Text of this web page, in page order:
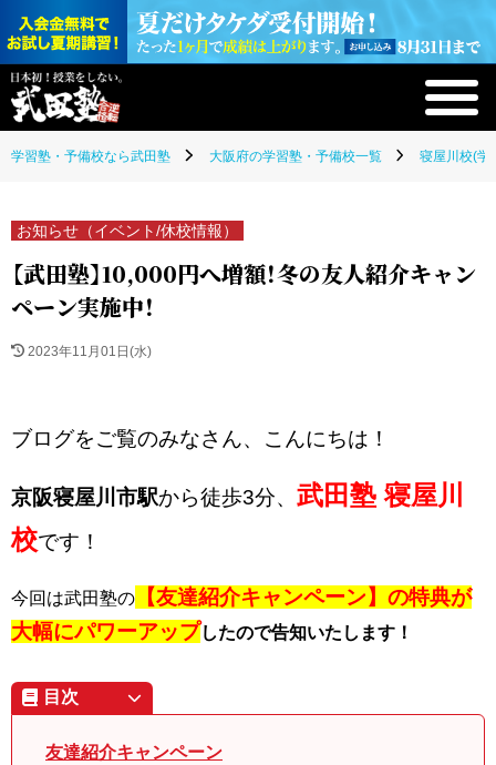
学習塾・予備校なら武田塾 大阪府の学習塾・予備校一覧 寝屋川校(学
お知らせ（イベント/休校情報）
【武田塾】10,000円へ増額！冬の友人紹介キャン
ペーン実施中！
2023年11月01日(水)
ブログをご覧のみなさん、こんにちは！
京阪寝屋川市駅から徒歩3分、 武田塾 寝屋川
校です！
今回は武田塾の 【友達紹介キャンペーン】の特典が
大幅にパワーアップしたので告知いたします！
目次
友達紹介キャンペーン